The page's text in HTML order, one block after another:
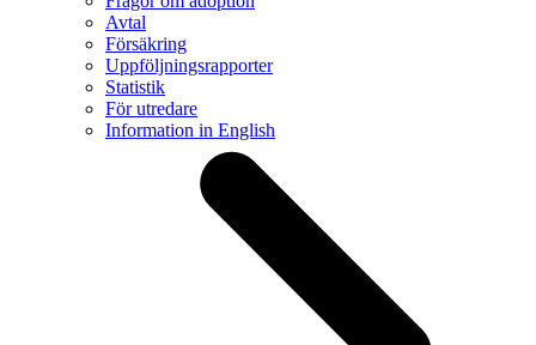
Avtal
Försäkring
Uppföljningsrapporter
Statistik
För utredare
Information in English